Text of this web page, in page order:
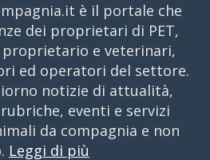
è il portale che
dei proprietari di PET,
e veterinari,
ed operatori del settore.
notizie di attualità,
eventi e servizi
da compagnia e non
Leggi di più